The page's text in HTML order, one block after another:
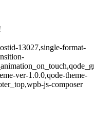
13027,single-format-
ver-1.0.0,qode-theme-
js-composer